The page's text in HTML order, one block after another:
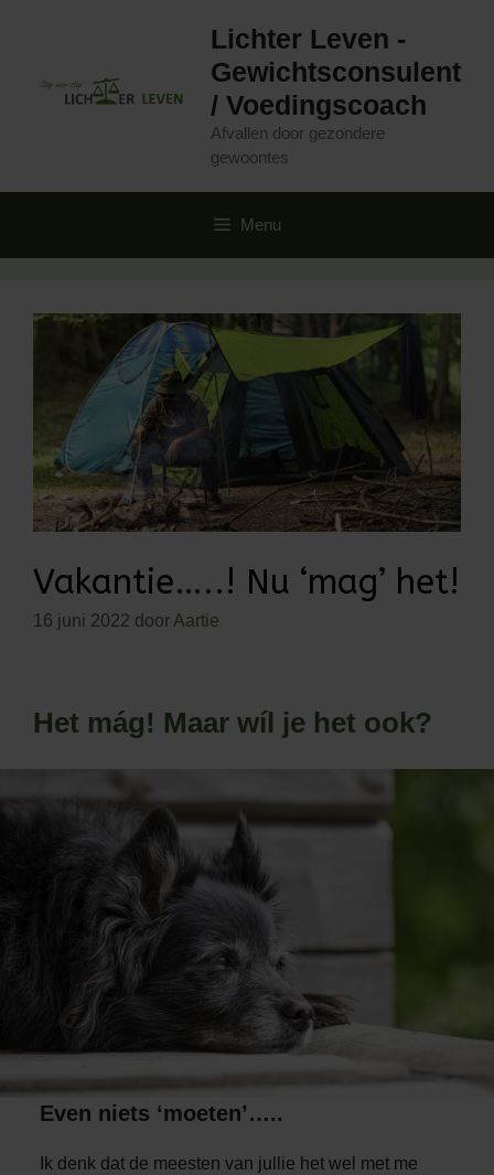
inhoud
Lichter Leven -
Gewichtsconsulent
/ Voedingscoach
Afvallen door gezondere
gewoontes
Menu
Vakantie…..! Nu ‘mag’ het!
16 juni 2022 door Aartie
Het mág! Maar wíl je het ook?
Even niets ‘moeten’…..
Ik denk dat de meesten van jullie het wel met me